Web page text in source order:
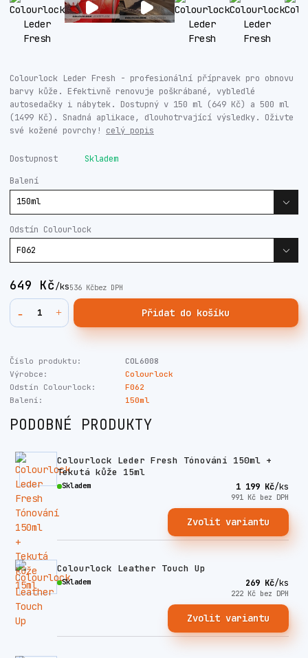
Colourlock Leder Fresh - profesionální přípravek pro obnovu
barvy kůže. Efektivně renovuje poškrábané, vybledlé
autosedačky i nábytek. Dostupný v 150 ml (649 Kč) a 500 ml
(1499 Kč). Snadná aplikace, dlouhotrvající výsledky. Oživte
své kožené povrchy! celý popis
Dostupnost Skladem
Balení
Odstín Colourlock
649 Kč/ks536 Kčbez DPH
Přidat do košíku
Číslo produktu:
COL6008
Výrobce:
Colourlock
Odstín Colourlock:
F062
Balení:
150ml
PODOBNÉ PRODUKTY
Colourlock Leder Fresh Tónování 150ml +
Tekutá kůže 15ml
1 199 Kč/ks
991 Kč bez DPH
Skladem
Zvolit variantu
Colourlock Leather Touch Up
269 Kč/ks
222 Kč bez DPH
Skladem
Zvolit variantu